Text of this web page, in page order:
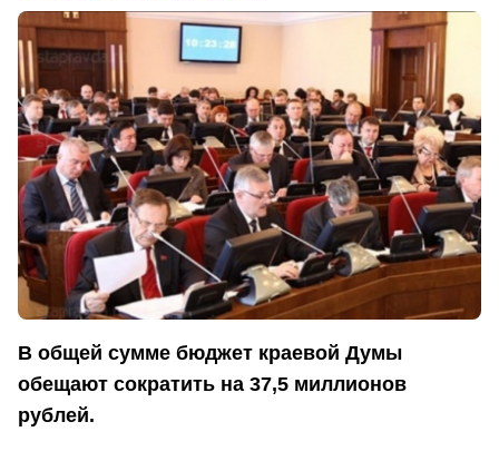
В общей сумме бюджет краевой Думы
обещают сократить на 37,5 миллионов
рублей.